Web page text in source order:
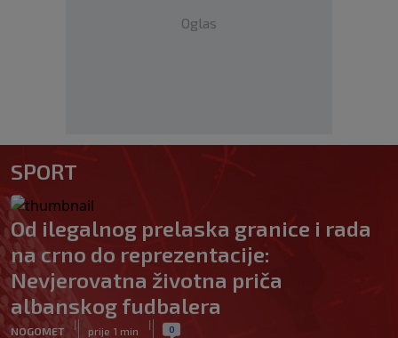
Oglas
SPORT
Od ilegalnog prelaska granice i rada
na crno do reprezentacije:
Nevjerovatna životna priča
albanskog fudbalera
NOGOMET
|
prije 1 min
| 0